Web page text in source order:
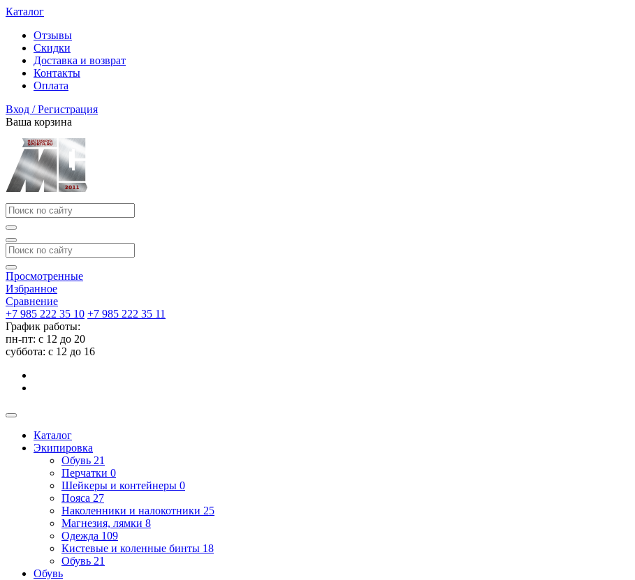
Каталог
Отзывы
Скидки
Доставка и возврат
Контакты
Оплата
Вход / Регистрация
Ваша корзина
Просмотренные
Избранное
Сравнение
+7 985 222 35 10 +7 985 222 35 11
График работы:
пн-пт: с 12 до 20
суббота: c 12 до 16
Каталог
Экипировка
Обувь 21
Перчатки 0
Шейкеры и контейнеры 0
Пояса 27
Наколенники и налокотники 25
Магнезия, лямки 8
Одежда 109
Кистевые и коленные бинты 18
Обувь 21
Обувь